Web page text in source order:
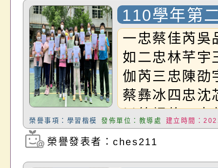
詠凌沈芯卉徐
以蕭嘉萱尤嘉
鄭羽均李葦恩
學期表現優異
佳芮陳靖恩林
芮王宥云陳劭
吳若語沈芯卉
煜倫蕭嘉萱尤
劭鄭羽均鄭羽
110學年第
中考試優秀
一忠蔡佳芮吳
如二忠林芊宇
伽芮三忠陳劭
蔡彝冰四忠沈
以徐煜倫五忠
嘉瑩吳禹劭六
榮譽事項：學習楷模 發佈單位：教導處 建立時間：
瀏覽次數：2977
榮譽發表者：ches211